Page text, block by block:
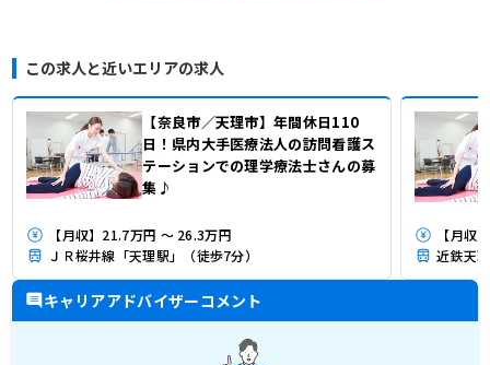
この求人と近いエリアの求人
【奈良市／天理市】年間休日110
日！県内大手医療法人の訪問看護ス
テーションでの理学療法士さんの募
集♪
【月収】21.7万円 ～ 26.3万円
ＪＲ桜井線「天理駅」（徒歩7分）
【月収
近鉄天
キャリアアドバイザーコメント